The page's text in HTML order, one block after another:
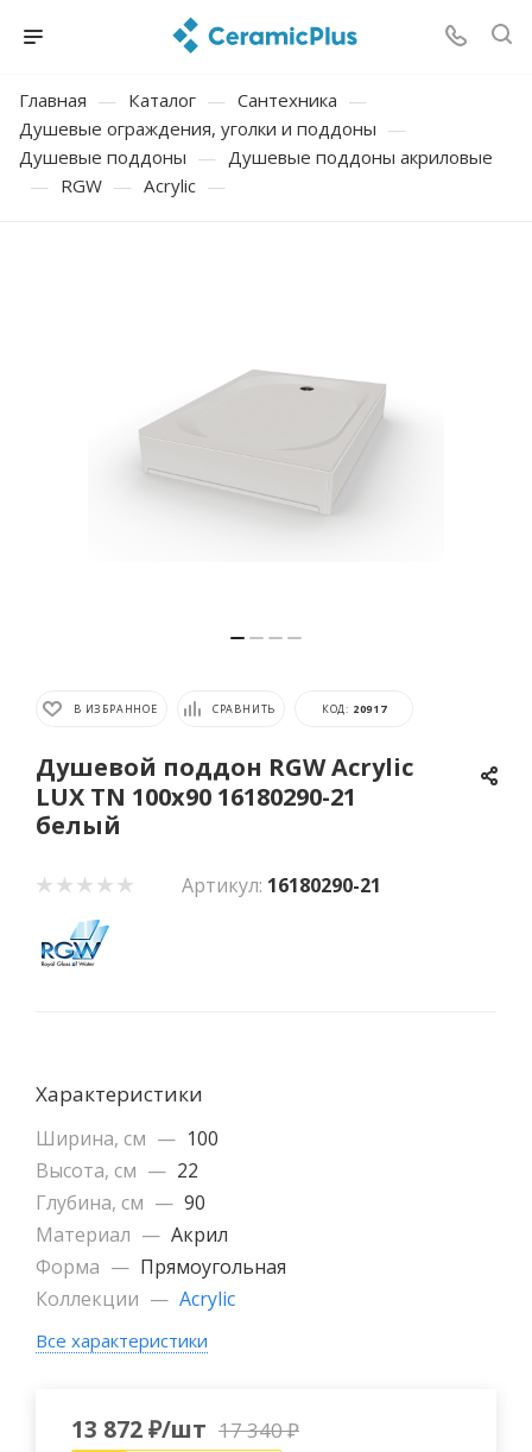
Главная — Каталог — Сантехника —
Душевые ограждения, уголки и поддоны —
Душевые поддоны — Душевые поддоны акриловые
— RGW — Acrylic —
В ИЗБРАННОЕ СРАВНИТЬ КОД: 20917
Душевой поддон RGW Acrylic
LUX TN 100x90 16180290-21
белый
Артикул: 16180290-21
Характеристики
Ширина, см — 100
Высота, см — 22
Глубина, см — 90
Материал — Акрил
Форма — Прямоугольная
Коллекции — Acrylic
Все характеристики
13 872₽/шт 17 340₽